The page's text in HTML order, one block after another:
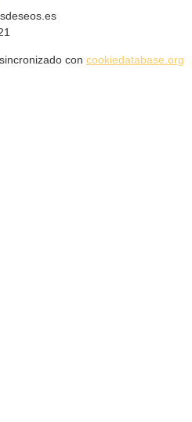
con cookiedatabase.org